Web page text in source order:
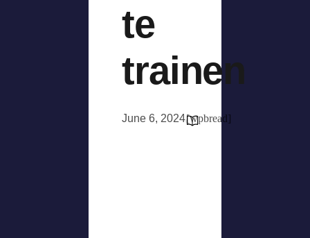
te
trainen
June 6, 2024[wpbread]